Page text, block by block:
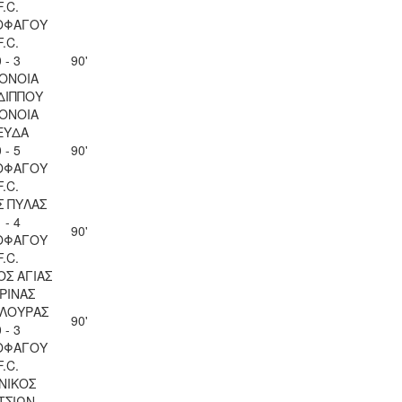
- 3
90'
- 5
90'
ΠΥΛΑΣ
- 4
90'
ΑΓΙΑΣ
- 3
90'